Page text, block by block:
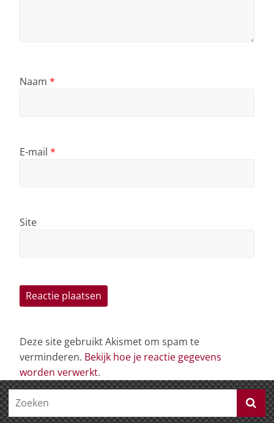
Naam *
E-mail *
Site
Deze site gebruikt Akismet om spam te
verminderen. Bekijk hoe je reactie gegevens
worden verwerkt.